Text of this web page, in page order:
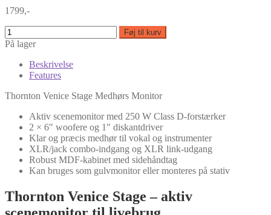
1799,-
Føj til kurv
På lager
Beskrivelse
Features
Thornton Venice Stage Medhørs Monitor
Aktiv scenemonitor med 250 W Class D-forstærker
2 × 6″ woofere og 1″ diskantdriver
Klar og præcis medhør til vokal og instrumenter
XLR/jack combo-indgang og XLR link-udgang
Robust MDF-kabinet med sidehåndtag
Kan bruges som gulvmonitor eller monteres på stativ
Thornton Venice Stage – aktiv